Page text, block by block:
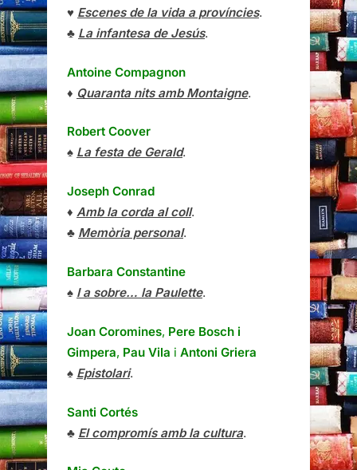
♥ Escenes de la vida a províncies.
♣ La infantesa de Jesús.
Antoine Compagnon
♦ Quaranta nits amb Montaigne.
Robert Coover
♠ La festa de Gerald.
Joseph Conrad
♦ Amb la corda al coll.
♣ Memòria personal.
Barbara Constantine
♠ I a sobre… la Paulette.
Joan Coromines, Pere Bosch i
Gimpera, Pau Vila i Antoni Griera
♠ Epistolari.
Santi Cortés
♣ El compromís amb la cultura.